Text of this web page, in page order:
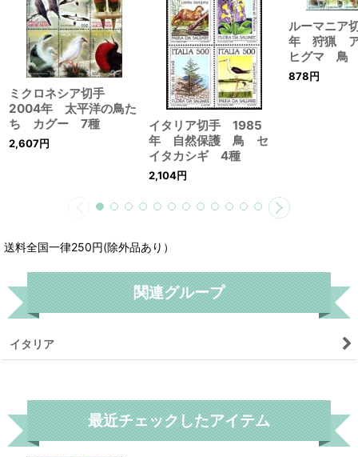
ミクロネシア切手
2004年 太平洋の鳥た
ち カグー 7種
2,607円
イタリア切手 1985
年 自然保護 鳥 セ
イタカシギ 4種
2,104円
ルーマニ
年 狩猟
ヒグマ 鳥
878円
送料全国一律250円(除外品あり）
関連グループ
イタリア
最近チェックしたアイテム